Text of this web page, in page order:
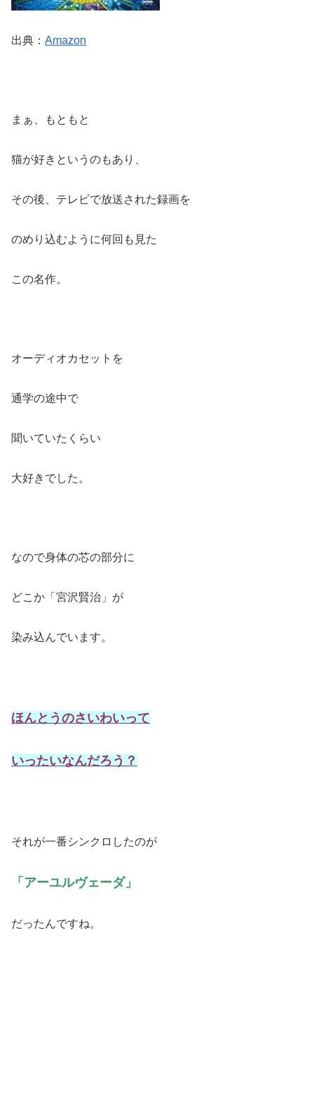
出典： Amazon
まぁ、もともと
猫が好きというのもあり、
その後、テレビで放送された録画を
のめり込むように何回も見た
この名作。
オーディオカセットを
通学の途中で
聞いていたくらい
大好きでした。
なので身体の芯の部分に
どこか「宮沢賢治」が
染み込んでいます。
ほんとうのさいわいって
いったいなんだろう？
それが一番シンクロしたのが
「アーユルヴェーダ」
だったんですね。